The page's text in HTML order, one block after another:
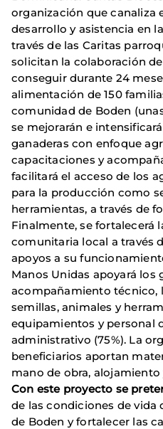
organización que canaliza
desarrollo y asistencia en
través de las Caritas
solicitan la colaboración
conseguir durante 24
alimentación de 150
comunidad de Boden
se mejorarán e
ganaderas con enfoque
capacitaciones y
facilitará el acceso de los
para la producción como
herramientas, a través de
Finalmente, se fortalecerá
comunitaria local a través
apoyos a su
Manos Unidas apoyará
acompañamiento técnico,
semillas, animales y
equipamientos y personal
administrativo (75%). La
beneficiarios aportan
mano de obra, alojamiento
Con este proyecto se
de las condiciones de vida
de Boden y fortalecer las